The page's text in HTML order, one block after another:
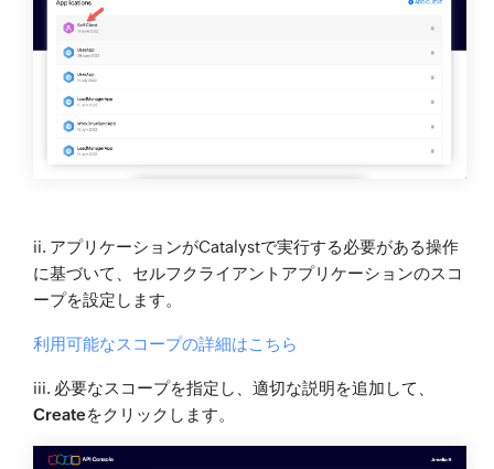
ii. アプリケーションがCatalystで実行する必要がある操作
に基づいて、セルフクライアントアプリケーションのスコ
ープを設定します。
利用可能なスコープの詳細はこちら
iii. 必要なスコープを指定し、適切な説明を追加して、
Createをクリックします。